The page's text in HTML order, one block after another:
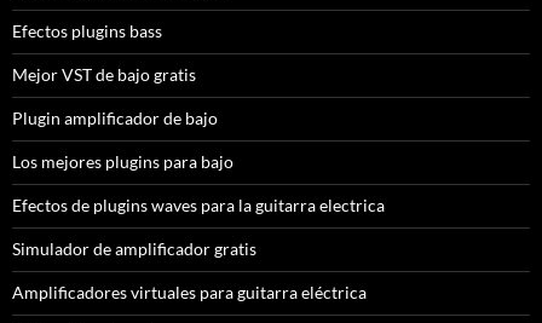
Efectos plugins bass
Mejor VST de bajo gratis
Plugin amplificador de bajo
Los mejores plugins para bajo
Efectos de plugins waves para la guitarra electrica
Simulador de amplificador gratis
Amplificadores virtuales para guitarra eléctrica